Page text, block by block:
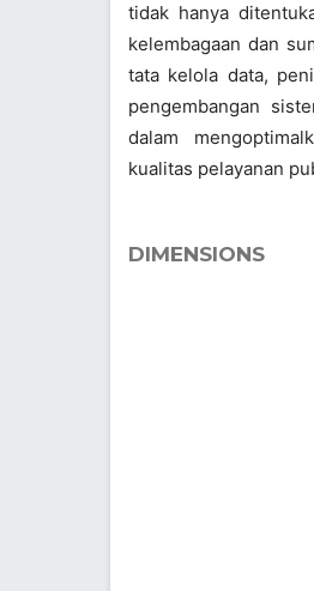
tidak hanya
kelembagaan dan
tata kelola data,
pengembangan
dalam
kualitas pelayanan
DIMENSIONS